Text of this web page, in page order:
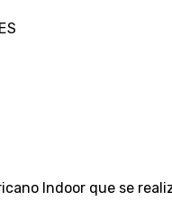
Indoor que se